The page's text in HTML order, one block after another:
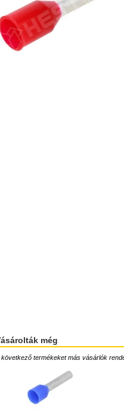
még
következő termékeket más vásárlók